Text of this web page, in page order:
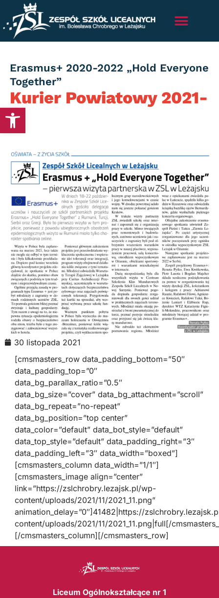
Otwórz pasek narzędzi
Kurier Powiatowy 2021-
11
Category
Erasmus+ 2020-2022 „Hold Everyone
Together”
30 listopada 2021
[cmsmasters_row data_padding_bottom=”50″
data_padding_top=”0″
data_bg_parallax_ratio=”0.5″
data_bg_size=”cover” data_bg_attachment=”scroll”
data_bg_repeat=”no-repeat”
data_bg_position=”top center”
data_color=”default” data_bot_style=”default”
data_top_style=”default” data_padding_right=”3″
data_padding_left=”3″ data_width=”boxed”]
[cmsmasters_column data_width=”1/1″]
[cmsmasters_image align=”center”
link=”https://zslchrobry.lezajsk.pl/wp-
content/uploads/2021/11/2021_11.png”
animation_delay=”0″]41482|https://
content/uploads/2021/11/2021_11.png|full[/
[/cmsmasters_column][/cmsmasters_row]
Liceum Ogólnokształcące nr 1